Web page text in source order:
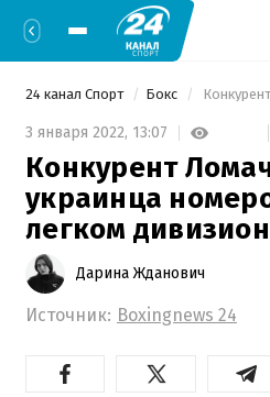
24 канал Спорт Бокс
3 января 2022, 13:07
Конкурент
украинца
легком
Дарина Жданович
Источник: Boxingnews 24